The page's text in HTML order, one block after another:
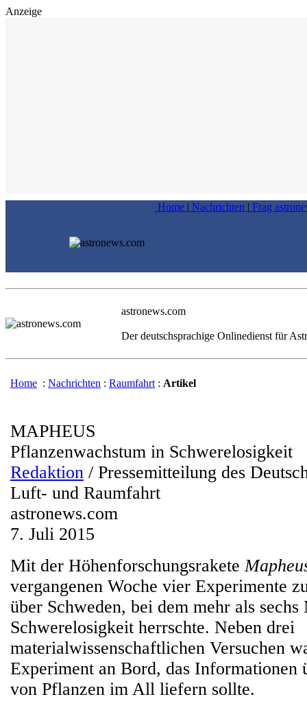
Anzeige
Home | Nachrichten | Frag
astronews.com
Der deutschsprachige Onlinedienst für
Home : Nachrichten : Raumfahrt : Artikel
MAPHEUS
Pflanzenwachstum in Schwerelosigkeit
Redaktion / Pressemitteilung des
Luft- und Raumfahrt
astronews.com
7. Juli 2015
Mit der Höhenforschungsrakete
vergangenen Woche vier Experimente
über Schweden, bei dem mehr als
Schwerelosigkeit herrschte. Neben drei
materialwissenschaftlichen Versuchen
Experiment an Bord, das Informationen
von Pflanzen im All liefern sollte.